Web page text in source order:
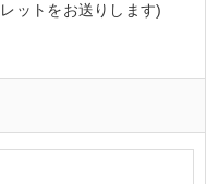
ットをお送りします)